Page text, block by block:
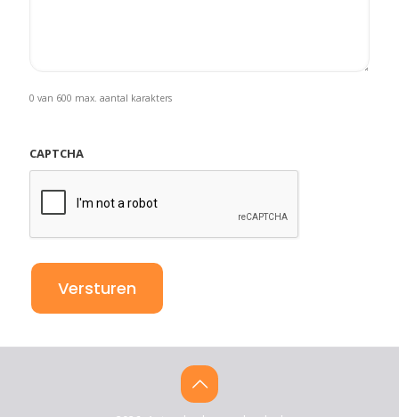
0 van 600 max. aantal karakters
CAPTCHA